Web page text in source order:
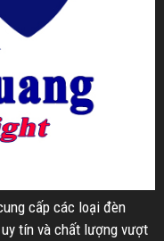
cấp các loại đèn
tín và chất lượng vượt